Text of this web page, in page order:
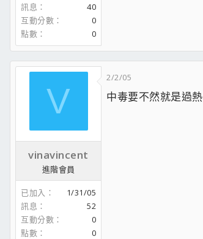
訊息
40
互動分數
0
點數
0
V
vinavincent
進階會員
已加入
1/31/05
訊息
52
互動分數
0
點數
0
2/2/05
中毒要不然就是過熱